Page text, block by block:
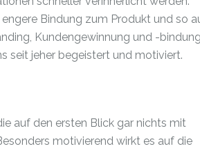
Bindung zum Produkt und so
Kundengewinnung und -
seit jeher begeistert und motiviert.
auf den ersten Blick gar nichts mit
motivierend wirkt es auf die